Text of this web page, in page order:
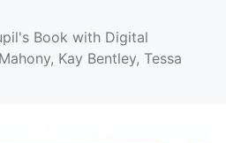
Book with Digital
Kay Bentley, Tessa